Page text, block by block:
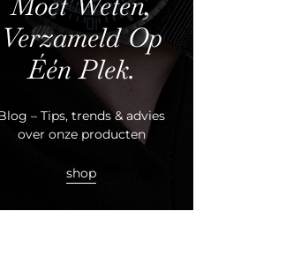
Verzameld Op
Één Plek.
– Tips, trends & advies
over onze producten
shop